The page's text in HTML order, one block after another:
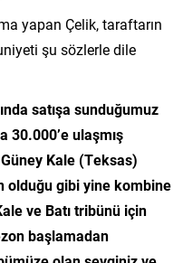
yapan Çelik, taraftarın
şu sözlerle dile
satışa sunduğumuz
30.000’e ulaşmış
Kale (Teksas)
olduğu gibi yine kombine
ve Batı tribünü için
başlamadan